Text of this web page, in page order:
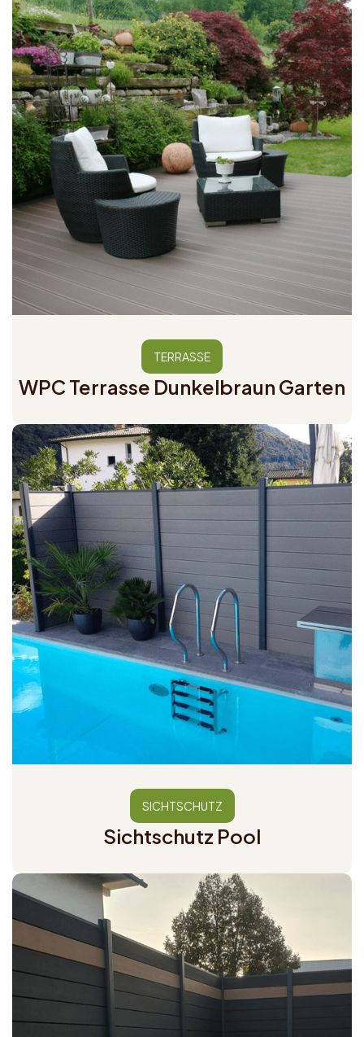
TERRASSE
WPC Terrasse Dunkelbraun Garten
SICHTSCHUTZ
Sichtschutz Pool